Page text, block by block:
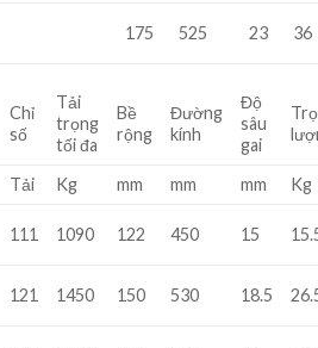
175 525 23 36
Chỉ
số
Tải
trọng
tối đa
Bề
rộng
Đường
kính
Độ
sâu
gai
Tải Kg mm mm mm Kg
111 1090 122 450 15
121 1450 150 530 18.5